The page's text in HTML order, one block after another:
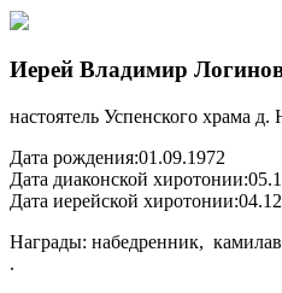
Иерей Владимир
настоятель Успенского храма
Дата рождения:01.09.1972
Дата диаконской хиротонии:
Дата иерейской хиротонии:
Награды: набедренник,
.